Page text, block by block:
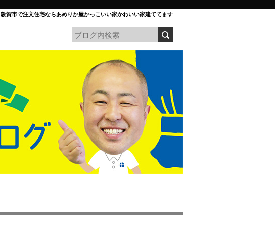
敦賀市で注文住宅ならあめりか屋かっこいい家かわいい家建ててます